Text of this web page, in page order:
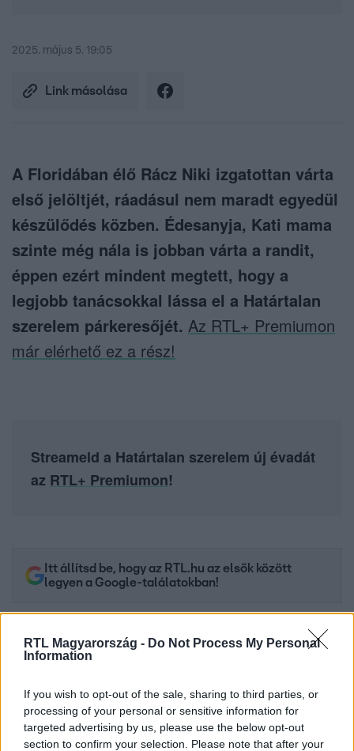
RTL Magyarország - Do Not Process My Personal
Information
If you wish to opt-out of the sale, sharing to third parties, or
processing of your personal or sensitive information for
targeted advertising by us, please use the below opt-out
section to confirm your selection. Please note that after your
2025. május 5. 19:05
Link másolása
A Floridában élő Rácz Niki izgatottan várta
első jelöltjét, ráadásul nem maradt egyedül
készülődés közben. Édesanyja, Kati mama
szinte még nála is jobban várta a randit,
éppen ezért mindent megtett, hogy a
legjobb tanácsokkal lássa el a Határtalan
szerelem párkeresőjét. Az RTL+ Premiumon
már elérhető ez a rész!
Streameld a Határtalan szerelem új évadát
az RTL+ Premiumon!
Itt állítsd be, hogy az RTL.hu az elsők között
legyen a Google-találatokban!